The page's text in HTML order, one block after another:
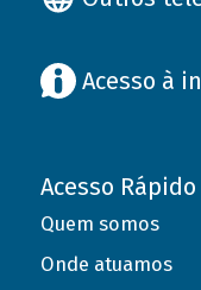
Acesso à
Acesso Rápido
Quem somos
Onde atuamos